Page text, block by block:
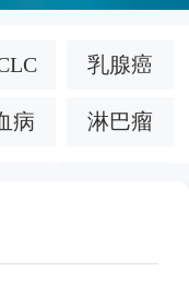
乳腺癌
病 淋巴瘤